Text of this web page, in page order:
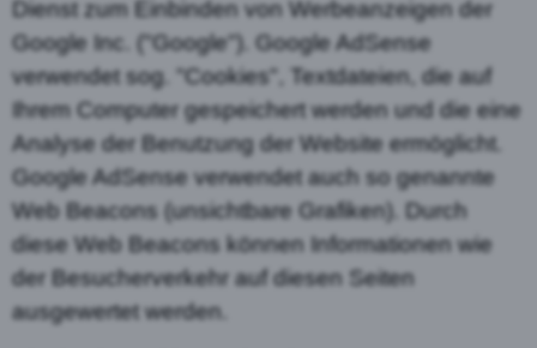
Dienst zum Einbinden von Werbeanzeigen der
Google Inc. ("Google"). Google AdSense
verwendet sog. "Cookies", Textdateien, die auf
Ihrem Computer gespeichert werden und die eine
Analyse der Benutzung der Website ermöglicht.
Google AdSense verwendet auch so genannte
Web Beacons (unsichtbare Grafiken). Durch
diese Web Beacons können Informationen wie
der Besucherverkehr auf diesen Seiten
ausgewertet werden.